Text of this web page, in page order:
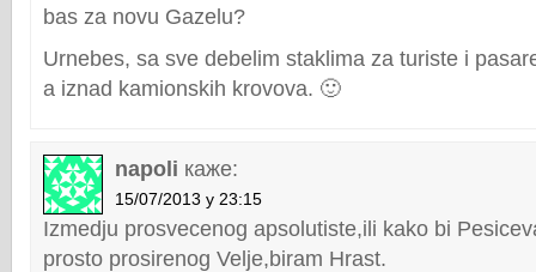
bas za novu Gazelu?
Urnebes, sa sve debelim staklima za turiste i
a iznad kamionskih krovova. 🙂
napoli каже:
15/07/2013 у 23:15
Izmedju prosvecenog apsolutiste,ili kako bi
prosto prosirenog Velje,biram Hrast.